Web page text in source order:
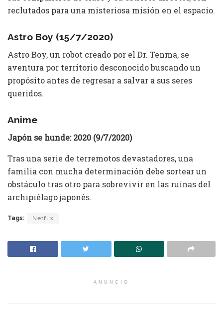
reclutados para una misteriosa misión en el espacio.
Astro Boy (15/7/2020)
Astro Boy, un robot creado por el Dr. Tenma, se
aventura por territorio desconocido buscando un
propósito antes de regresar a salvar a sus seres
queridos.
Anime
Japón se hunde: 2020 (9/7/2020)
Tras una serie de terremotos devastadores, una
familia con mucha determinación debe sortear un
obstáculo tras otro para sobrevivir en las ruinas del
archipiélago japonés.
Tags: Netflix
ANUNCIO